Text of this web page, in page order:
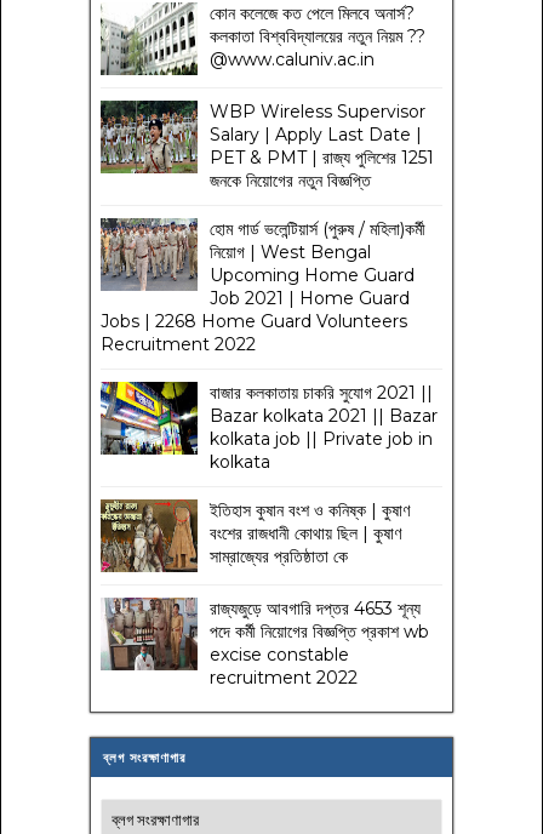
কোন কলেজে কত পেলে মিলবে অনার্স?
কলকাতা বিশ্ববিদ্যালয়ের নতুন নিয়ম??
@www.caluniv.ac.in
WBP Wireless Supervisor
Salary | Apply Last Date |
PET & PMT | রাজ্য পুলিশের 1251
জনকে নিয়োগের নতুন বিজ্ঞপ্তি
হোম গার্ড ভলেন্টিয়ার্স (পুরুষ / মহিলা)কর্মী
নিয়োগ | West Bengal
Upcoming Home Guard
Job 2021 | Home Guard
Jobs | 2268 Home Guard Volunteers
Recruitment 2022
বাজার কলকাতায় চাকরি সুযোগ 2021 ||
Bazar kolkata 2021 || Bazar
kolkata job || Private job in
kolkata
ইতিহাস কুষান বংশ ও কনিষ্ক | কুষাণ
বংশের রাজধানী কোথায় ছিল | কুষাণ
সাম্রাজ্যের প্রতিষ্ঠাতা কে
রাজ্যজুড়ে আবগারি দপ্তর 4653 শূন্য
পদে কর্মী নিয়োগের বিজ্ঞপ্তি প্রকাশ wb
excise constable
recruitment 2022
ব্লগ সংরক্ষাণাগার